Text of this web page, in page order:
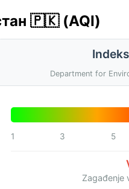
🇵🇰 (AQI)
Department for
1 3 5
Zagađenje